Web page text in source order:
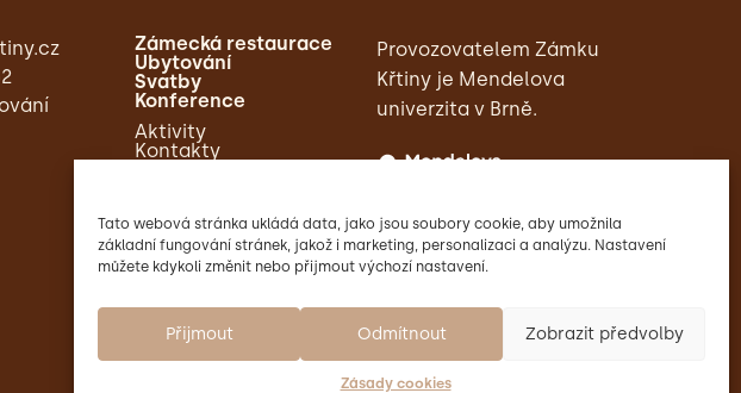
Tato webová stránka ukládá data, jako jsou soubory cookie, aby umožnila
základní fungování stránek, jakož i marketing, personalizaci a analýzu. Nastavení
můžete kdykoli změnit nebo přijmout výchozí nastavení.
Přijmout Odmítnout Zobrazit předvolby
Zásady cookies
Zámecká restaurace
Ubytování
Svatby
Konference
Aktivity
Kontakty
Provozovatelem Zámku
Křtiny je Mendelova
univerzita v Brně.